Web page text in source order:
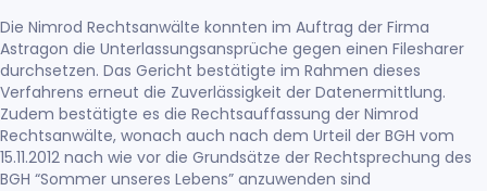
Die Nimrod Rechtsanwälte konnten im Auftrag der Firma
Astragon die Unterlassungsansprüche gegen einen Filesharer
durchsetzen. Das Gericht bestätigte im Rahmen dieses
Verfahrens erneut die Zuverlässigkeit der Datenermittlung.
Zudem bestätigte es die Rechtsauffassung der Nimrod
Rechtsanwälte, wonach auch nach dem Urteil der BGH vom
15.11.2012 nach wie vor die Grundsätze der Rechtsprechung des
BGH “Sommer unseres Lebens” anzuwenden sind